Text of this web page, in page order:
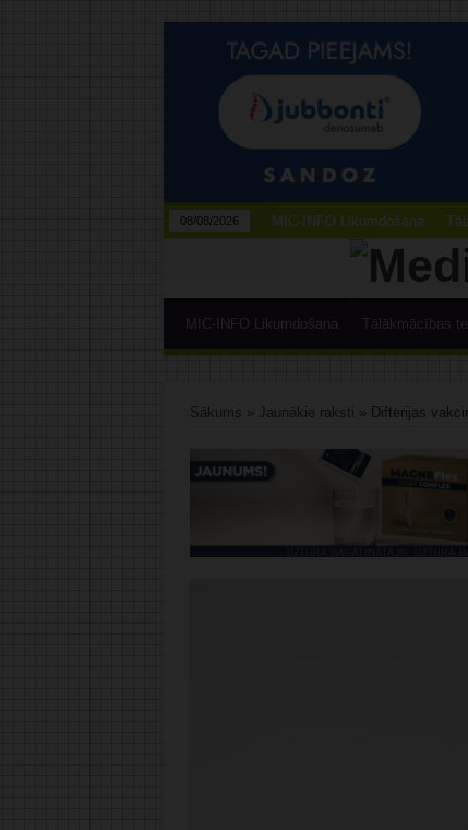
08/08/2026 MIC-INFO Likumdošana
MIC-INFO Likumdošana Tālākmācības
Sākums » Jaunākie raksti » Difterijas